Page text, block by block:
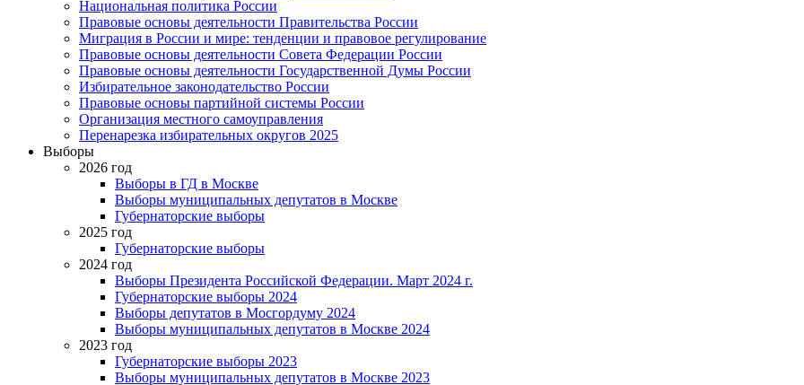
Национальная политика России
Правовые основы деятельности Правительства России
Миграция в России и мире: тенденции и правовое регулирование
Правовые основы деятельности Совета Федерации России
Правовые основы деятельности Государственной Думы России
Избирательное законодательство России
Правовые основы партийной системы России
Организация местного самоуправления
Перенарезка избирательных округов 2025
Выборы
2026 год
Выборы в ГД в Москве
Выборы муниципальных депутатов в Москве
Губернаторские выборы
2025 год
Губернаторские выборы
2024 год
Выборы Президента Российской Федерации. Март 2024 г.
Губернаторские выборы 2024
Выборы депутатов в Мосгордуму 2024
Выборы муниципальных депутатов в Москве 2024
2023 год
Губернаторские выборы 2023
Выборы муниципальных депутатов в Москве 2023